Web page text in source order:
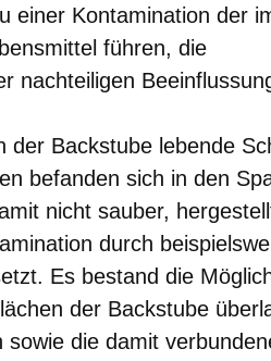
einer Kontamination der
führen, die
nachteiligen
der Backstube lebende
befanden sich in den
nicht sauber,
durch
Es bestand die
der Backstube
die damit